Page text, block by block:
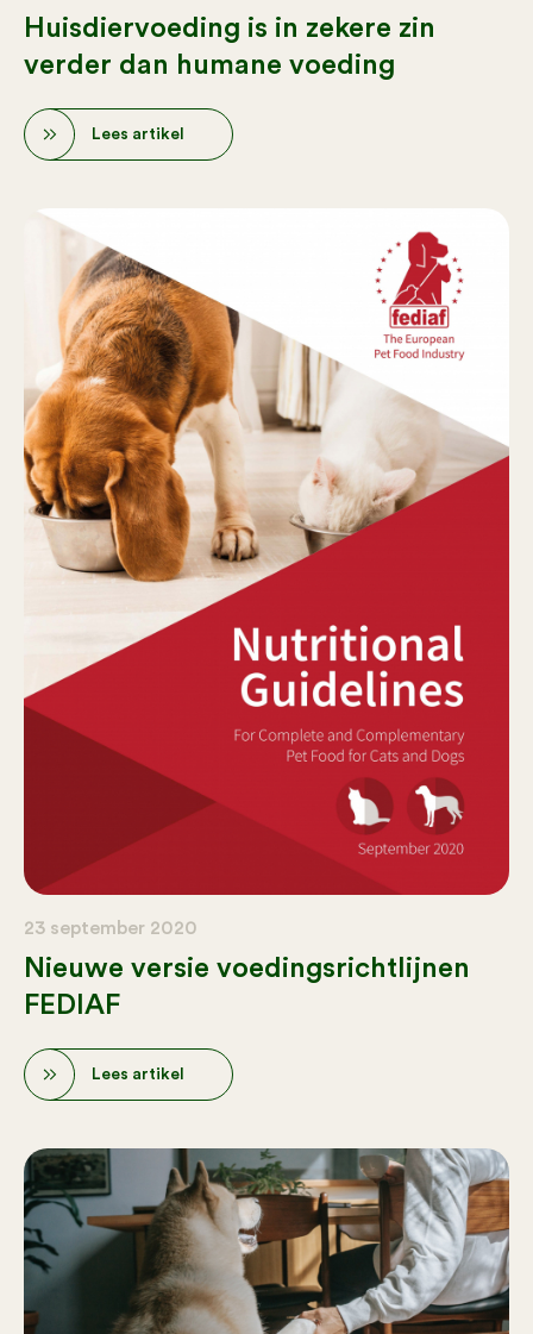
Huisdiervoeding is in zekere zin
verder dan humane voeding
Lees artikel
23 september 2020
Nieuwe versie voedingsrichtlijnen
FEDIAF
Lees artikel